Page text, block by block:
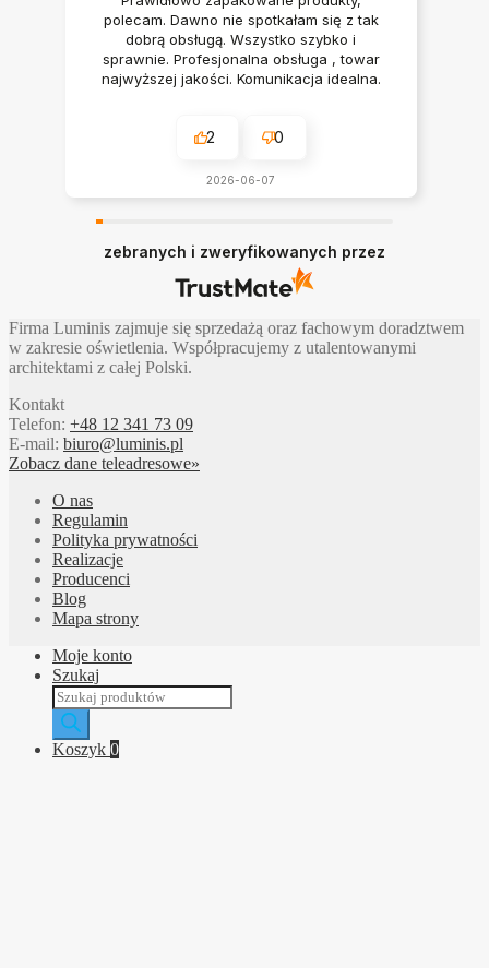
polecam. Dawno nie spotkałam się z tak
dobrą obsługą. Wszystko szybko i
sprawnie. Profesjonalna obsługa , towar
najwyższej jakości. Komunikacja idealna.
2 0
2026-06-07
zebranych i zweryfikowanych przez
Firma Luminis zajmuje się sprzedażą oraz fachowym doradztwem
w zakresie oświetlenia. Współpracujemy z utalentowanymi
architektami z całej Polski.
Kontakt
Telefon: +48 12 341 73 09
E-mail: biuro@luminis.pl
Zobacz dane teleadresowe»
O nas
Regulamin
Polityka prywatności
Realizacje
Producenci
Blog
Mapa strony
Moje konto
Szukaj
Wyszukiwarka
produktów
Koszyk 0